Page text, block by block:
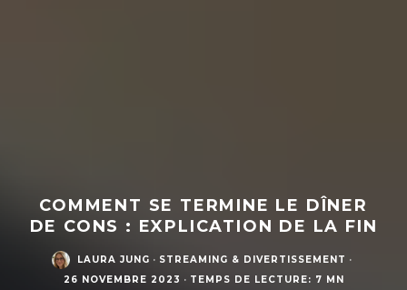
COMMENT SE TERMINE LE DÎNER
DE CONS : EXPLICATION DE LA FIN
LAURA JUNG · STREAMING & DIVERTISSEMENT ·
26 NOVEMBRE 2023 · TEMPS DE LECTURE: 7 MN